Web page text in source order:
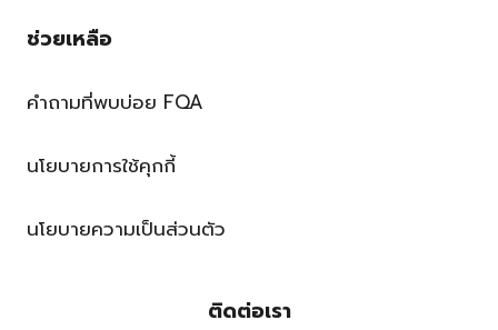
ช่วยเหลือ
คำถามที่พบบ่อย FQA
นโยบายการใช้คุกกี้
นโยบายความเป็นส่วนตัว
ติดต่อเรา